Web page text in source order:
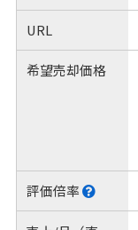
URL
希望売却価格
評価倍率